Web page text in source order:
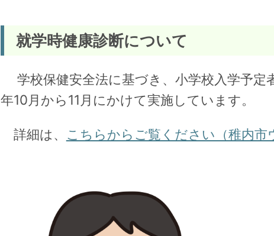
就学時健康診断について
学校保健安全法に基づき、小学校入学予定
年10月から11月にかけて実施しています。
詳細は、 こちらからご覧ください（稚内市